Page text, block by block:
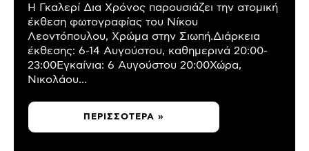
Η Γκαλερί Δια Χρόνος παρουσιάζει την ατομική
έκθεση φωτογραφίας του Νίκου
Λεοντόπουλου, Χρώμα στην Σιωπή.Διάρκεια
έκθεσης: 6-14 Αυγούστου, καθημερινά 20:00-
23:00Εγκαίνια: 6 Αυγούστου 20:00Χώρα,
Νικολάου...
ΠΕΡΙΣΣΌΤΕΡΑ »